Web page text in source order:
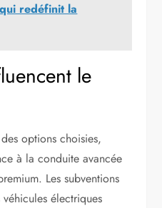
redéfinit la
le
options choisies,
à la conduite avancée
Les subventions
électriques